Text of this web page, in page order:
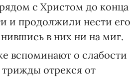
с Христом до конца
и продолжили нести его
в них ни на миг.
вспоминают о слабости
отрекся от